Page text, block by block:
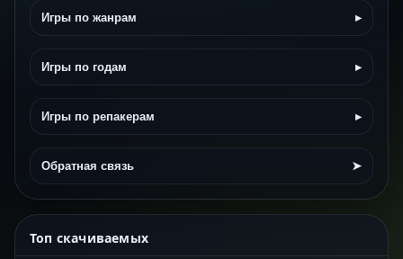
Игры по жанрам ▸
Игры по годам ▸
Игры по репакерам ▸
Обратная связь ➤
Топ скачиваемых